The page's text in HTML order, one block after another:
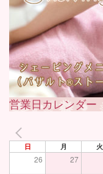
営業日カレンダー
日 月 火
26 27